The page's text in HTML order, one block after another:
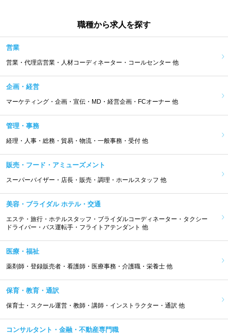
職種から求人を探す
営業
営業・代理店営業・人材コーディネーター・コールセンター 他
企画・経営
マーケティング・企画・宣伝・MD・経営企画・FCオーナー 他
管理・事務
経理・人事・総務・貿易・物流・一般事務・受付 他
販売・フード・アミューズメント
スーパーバイザー・店長・販売・調理・ホールスタッフ 他
美容・ブライダル ホテル・交通
エステ・旅行・ホテルスタッフ・ブライダルコーディネーター・タクシー
ドライバー・バス運転手・フライトアテンダント 他
医療・福祉
薬剤師・登録販売者・看護師・医療事務・介護職・栄養士 他
保育・教育・通訳
保育士・スクール運営・教師・講師・インストラクター・通訳 他
コンサルタント・金融・不動産専門職